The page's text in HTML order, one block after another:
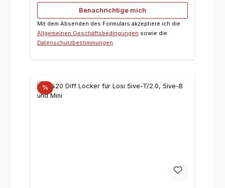
Benachrichtige mich
Mit dem Absenden des Formulars akzeptiere ich die
Allgemeinen Geschäftsbedingungen sowie die
Datenschutzbestimmungen
%